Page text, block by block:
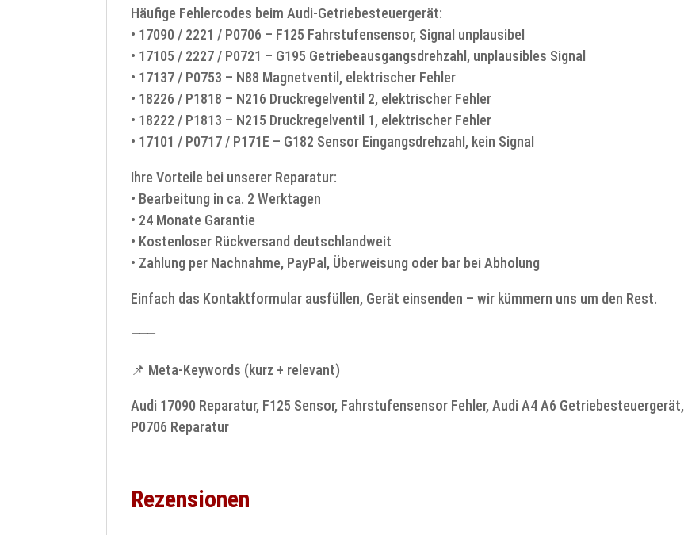
Häufige Fehlercodes beim Audi-Getriebesteuergerät:
• 17090 / 2221 / P0706 – F125 Fahrstufensensor, Signal unplausibel
• 17105 / 2227 / P0721 – G195 Getriebeausgangsdrehzahl, unplausibles Signal
• 17137 / P0753 – N88 Magnetventil, elektrischer Fehler
• 18226 / P1818 – N216 Druckregelventil 2, elektrischer Fehler
• 18222 / P1813 – N215 Druckregelventil 1, elektrischer Fehler
• 17101 / P0717 / P171E – G182 Sensor Eingangsdrehzahl, kein Signal
Ihre Vorteile bei unserer Reparatur:
• Bearbeitung in ca. 2 Werktagen
• 24 Monate Garantie
• Kostenloser Rückversand deutschlandweit
• Zahlung per Nachnahme, PayPal, Überweisung oder bar bei Abholung
Einfach das Kontaktformular ausfüllen, Gerät einsenden – wir kümmern uns um den Rest.
⸻
📌 Meta-Keywords (kurz + relevant)
Audi 17090 Reparatur, F125 Sensor, Fahrstufensensor Fehler, Audi A4 A6 Getriebesteuergerät,
P0706 Reparatur
Rezensionen